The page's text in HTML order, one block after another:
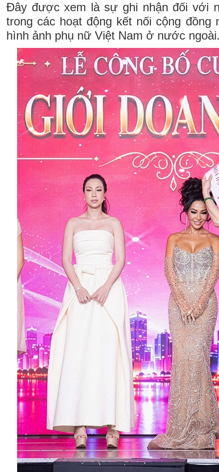
Đây được xem là sự ghi nhận đối với
trong các hoạt động kết nối cộng đồng
hình ảnh phụ nữ Việt Nam ở nước